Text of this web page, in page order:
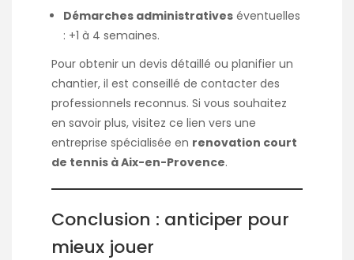
Démarches administratives éventuelles
: +1 à 4 semaines.
Pour obtenir un devis détaillé ou planifier un
chantier, il est conseillé de contacter des
professionnels reconnus. Si vous souhaitez
en savoir plus, visitez ce lien vers une
entreprise spécialisée en renovation court
de tennis à Aix-en-Provence.
Conclusion : anticiper pour
mieux jouer